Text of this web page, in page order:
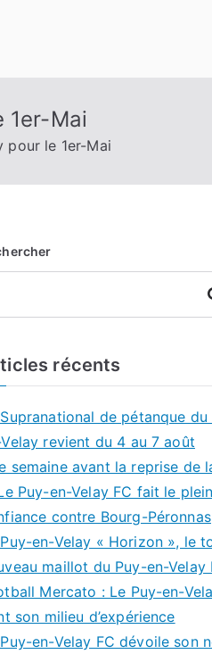
1er-Mai
pour le 1er-Mai
récents
de pétanque du
revient du 4 au 7 août
semaine avant la reprise de
Puy-en-Velay FC fait le
contre Bourg-Péronnas
en-Velay « Horizon », le
maillot du Puy-en-Velay
Mercato : Le Puy-en-
son milieu d’expérience
en-Velay FC dévoile son